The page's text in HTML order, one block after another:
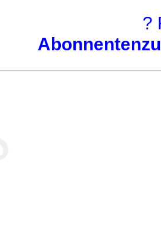
?